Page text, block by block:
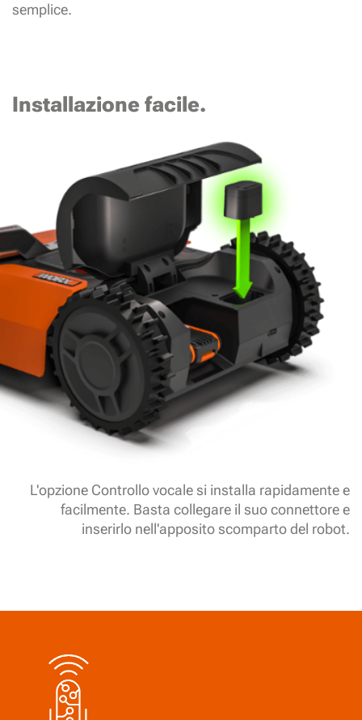
semplice.
Installazione facile.
L'opzione Controllo vocale si installa rapidamente e
facilmente. Basta collegare il suo connettore e
inserirlo nell'apposito scomparto del robot.